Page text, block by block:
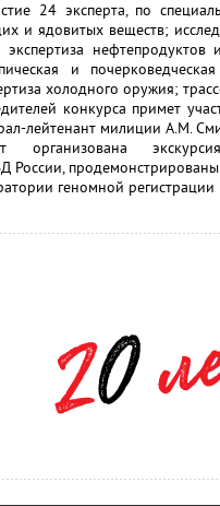
24 эксперта, по
и ядовитых веществ;
нефтепродуктов
и
холодного оружия;
конкурса примет
лейтенант милиции А.М.
организована
России,
геномной регистрации